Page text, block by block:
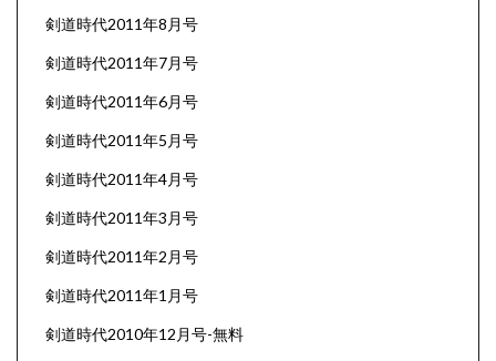
剣道時代2011年8月号
剣道時代2011年7月号
剣道時代2011年6月号
剣道時代2011年5月号
剣道時代2011年4月号
剣道時代2011年3月号
剣道時代2011年2月号
剣道時代2011年1月号
剣道時代2010年12月号-無料